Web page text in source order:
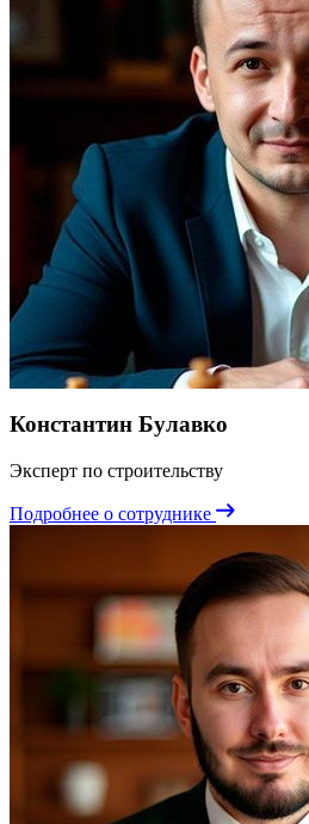
Константин Булавко
Эксперт по строительству
Подробнее о сотруднике